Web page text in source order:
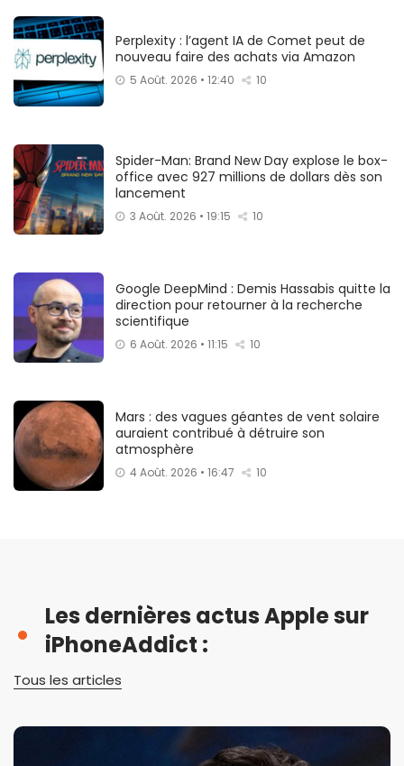
Perplexity : l’agent IA de Comet peut de
nouveau faire des achats via Amazon
5 Août. 2026 • 12:40 10
Spider-Man: Brand New Day explose le box-
office avec 927 millions de dollars dès son
lancement
3 Août. 2026 • 19:15 10
Google DeepMind : Demis Hassabis quitte la
direction pour retourner à la recherche
scientifique
6 Août. 2026 • 11:15 10
Mars : des vagues géantes de vent solaire
auraient contribué à détruire son
atmosphère
4 Août. 2026 • 16:47 10
Les dernières actus Apple sur
iPhoneAddict :
Tous les articles